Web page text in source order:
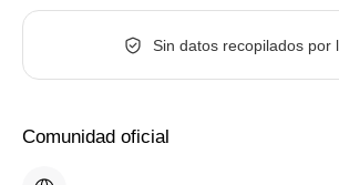
Sin datos recopilados por
Comunidad oficial